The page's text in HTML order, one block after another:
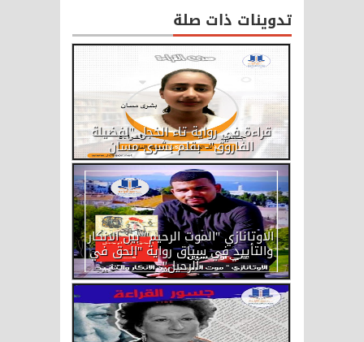
تدوينات ذات صلة
قراءة في رواية تاء الخجل "لفضيلة
الفاروق"- بقلم بشرى مسان
الاوتانازي "الموت الرحيم" بين الانكار
والتأييد في سياق رواية "الحق في
الرحيل"